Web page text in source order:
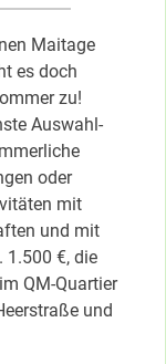
Maitage
es doch
zu!
Auswahl-
oder
mit
und mit
1.500 €, die
QM-Quartier
und